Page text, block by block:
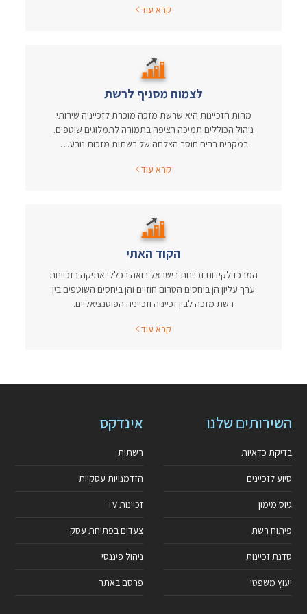
קרא עוד
לצמוח מסניף לרשת
מהות הזכיינות היא שרשת מזכה מוכרת לזכייניה שירותי
ניהול הכוללים תמיכה רציפה בתמורה לתמלוגים שוטפים.
במקרים רבים חוסר הצלחה של רשתות מזכות נובע…
קרא עוד
הקוד האתי
המרכז לקידום זכיינות בישראל רואה בכללי אתיקה בזכיינות
ערך עליון הן ביחסים הטרום חוזיים והן ביחסים השוטפים בין
רשת מזכה לבין זכייניה וזכייניה הפוטנציאליים.
קרא עוד
השירותים שלנו
בדיקת כדאיות
סיוע לזכיינים
גיוס מימון
פיתוח רשת
סדנת זכיינות
יעוץ משפטי
אינדקס
רשתות
הזדמנויות עסקיות
זכיינות TV
צעדים בפתיחת עסק
ניהול פיננסי
פרסם באתר